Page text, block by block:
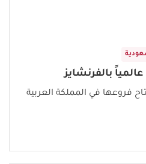
بالفرنشايز
فروعها في المملكة العربية